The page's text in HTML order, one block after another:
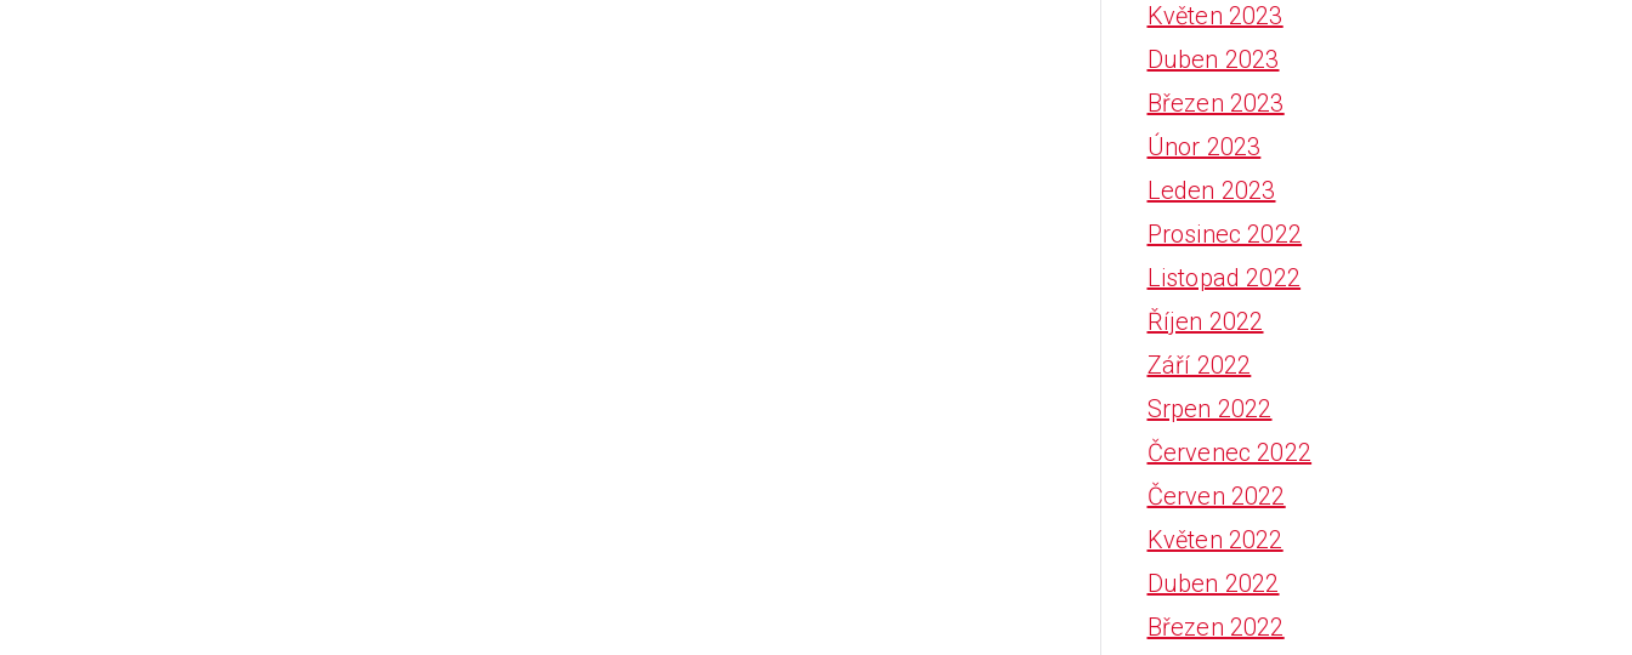
Květen 2023
Duben 2023
Březen 2023
Únor 2023
Leden 2023
Prosinec 2022
Listopad 2022
Říjen 2022
Září 2022
Srpen 2022
Červenec 2022
Červen 2022
Květen 2022
Duben 2022
Březen 2022